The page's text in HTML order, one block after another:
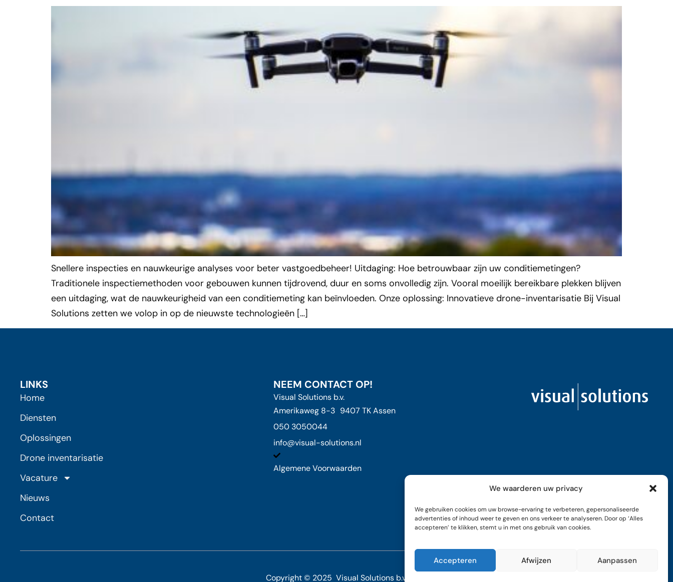
We waarderen uw privacy
We gebruiken cookies om uw browse-ervaring te verbeteren, gepersonaliseerde
advertenties of inhoud weer te geven en ons verkeer te analyseren. Door op ‘Alles
accepteren’ te klikken, stemt u in met ons gebruik van cookies.
Accepteren Afwijzen Aanpassen
Snellere inspecties en nauwkeurige analyses voor beter vastgoedbeheer! Uitdaging: Hoe betrouwbaar zijn uw conditiemetingen?
Traditionele inspectiemethoden voor gebouwen kunnen tijdrovend, duur en soms onvolledig zijn. Vooral moeilijk bereikbare plekken blijven
een uitdaging, wat de nauwkeurigheid van een conditiemeting kan beïnvloeden. Onze oplossing: Innovatieve drone-inventarisatie Bij Visual
Solutions zetten we volop in op de nieuwste technologieën […]
LINKS
Home
Diensten
Oplossingen
Drone inventarisatie
Vacature
Nieuws
Contact
NEEM CONTACT OP!
Visual Solutions b.v.
Amerikaweg 8-3 9407 TK Assen
050 3050044
info@visual-solutions.nl
Algemene Voorwaarden
Copyright © 2025 Visual Solutions b.v.